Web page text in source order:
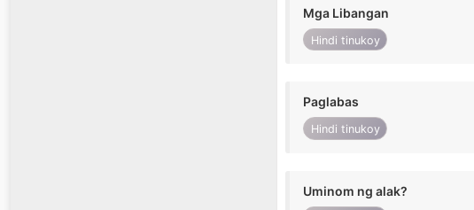
Mga Libangan
Hindi tinukoy
Paglabas
Hindi tinukoy
Uminom ng alak?